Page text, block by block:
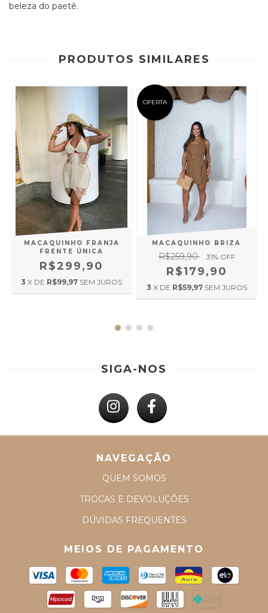
beleza do paetê.
PRODUTOS SIMILARES
MACAQUINHO FRANJA
FRENTE ÚNICA
R$299,90
3 X DE R$99,97 SEM JUROS
OFERTA
MACAQUINHO BRIZA
R$259,90 31% OFF
R$179,90
3 X DE R$59,97 SEM JUROS
SIGA-NOS
NAVEGAÇÃO
QUEM SOMOS
TROCAS E DEVOLUÇÕES
DÚVIDAS FREQUENTES
MEIOS DE PAGAMENTO